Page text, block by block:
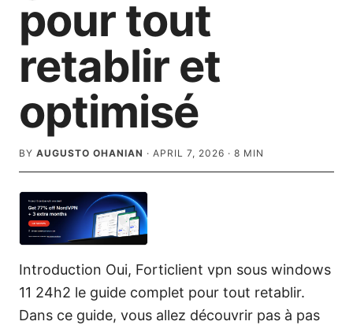
pour tout
retablir et
optimisé
BY AUGUSTO OHANIAN · APRIL 7, 2026 · 8 MIN
Introduction Oui, Forticlient vpn sous windows
11 24h2 le guide complet pour tout retablir.
Dans ce guide, vous allez découvrir pas à pas